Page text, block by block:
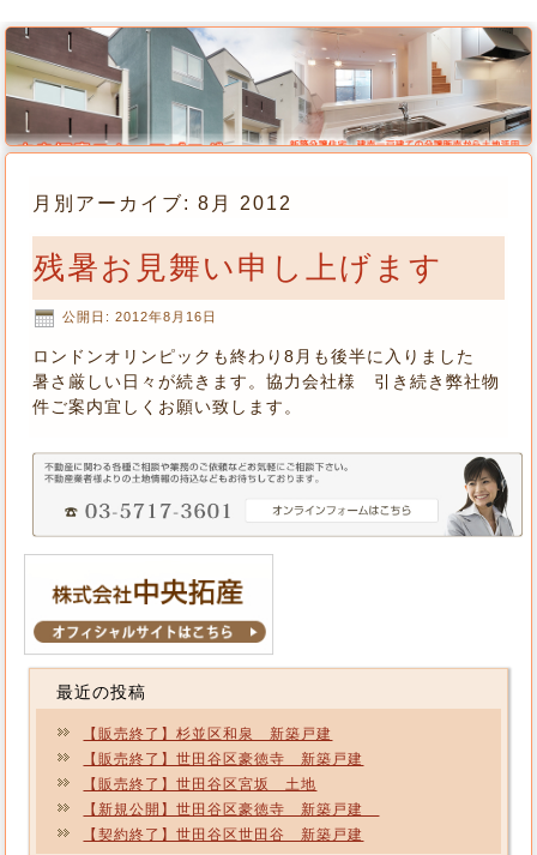
月別アーカイブ:8月 2012
残暑お見舞い申し上げます
公開日: 2012年8月16日
ロンドンオリンピックも終わり8月も後半に入りました
暑さ厳しい日々が続きます。協力会社様 引き続き弊社物
件ご案内宜しくお願い致します。
最近の投稿
【販売終了】杉並区和泉 新築戸建
【販売終了】世田谷区豪徳寺 新築戸建
【販売終了】世田谷区宮坂 土地
【新規公開】世田谷区豪徳寺 新築戸建
【契約終了】世田谷区世田谷 新築戸建